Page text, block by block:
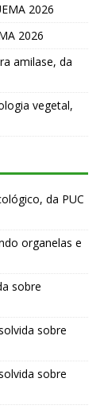
2026
2026
amilase, da
vegetal,
da PUC
organelas e
sobre
sobre
sobre